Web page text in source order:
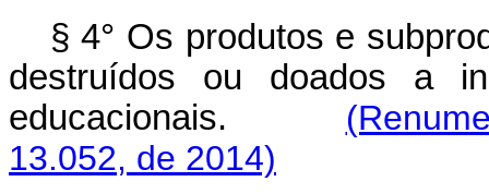
§ 4° Os produtos e
destruídos ou doados a
educacionais.
13.052, de 2014)